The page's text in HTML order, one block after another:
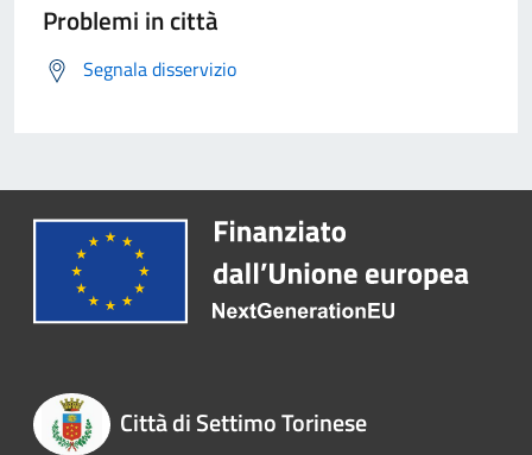
Problemi in città
Segnala disservizio
Città di Settimo Torinese